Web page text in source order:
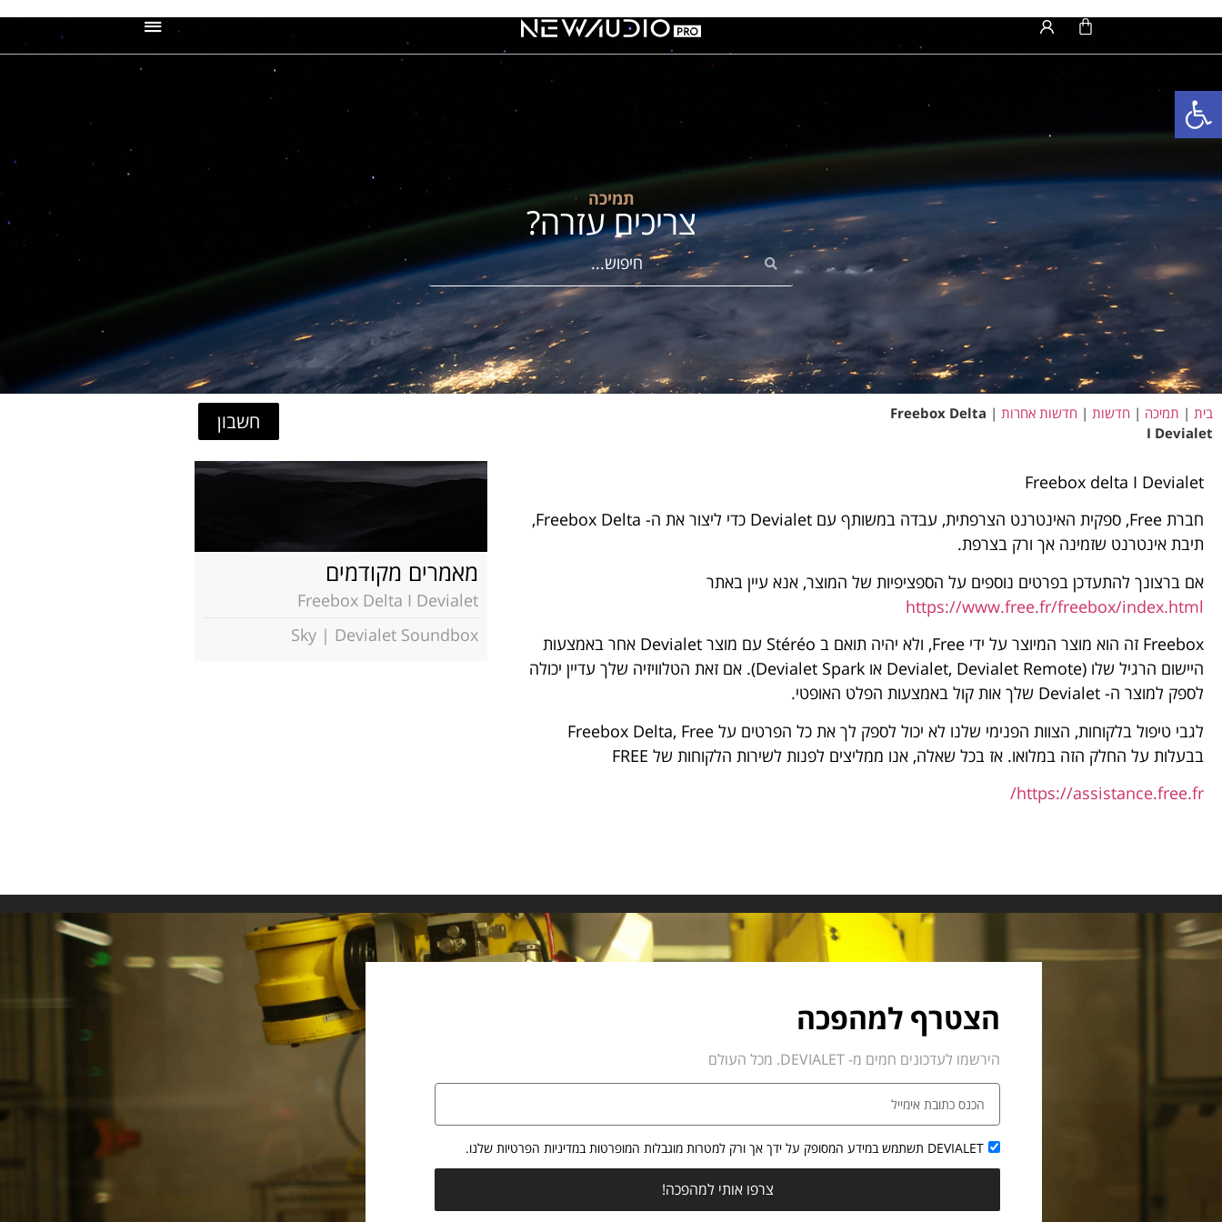
פתח סרגל נגישות
תמיכה
צריכים עזרה?
בית | תמיכה | חדשות | חדשות אחרות |
Freebox Delta
I Devialet
חשבון
Freebox delta I Devialet
חברת Free, ספקית האינטרנט הצרפתית, עבדה במשותף עם Devialet כדי ליצור את ה- Freebox Delta,
תיבת אינטרנט שזמינה אך ורק בצרפת.
אם ברצונך להתעדכן בפרטים נוספים על הספציפיות של המוצר, אנא עיין באתר
https://www.free.fr/freebox/index.html
Freebox זה הוא מוצר המיוצר על ידי Free, ולא יהיה תואם ב Stéréo עם מוצר Devialet אחר באמצעות
היישום הרגיל שלו (Devialet, Devialet Remote או Devialet Spark). אם זאת הטלוויזיה שלך עדיין יכולה
לספק למוצר ה- Devialet שלך אות קול באמצעות הפלט האופטי.
לגבי טיפול בלקוחות, הצוות הפנימי שלנו לא יכול לספק לך את כל הפרטים על Freebox Delta, Free
בבעלות על החלק הזה במלואו. אז בכל שאלה, אנו ממליצים לפנות לשירות הלקוחות של FREE
https://assistance.free.fr/
מאמרים מקודמים
Freebox Delta I Devialet
Sky | Devialet Soundbox
הצטרף למהפכה
הירשמו לעדכונים חמים מ- DEVIALET. מכל העולם
DEVIALET תשתמש במידע המסופק על ידך אך ורק למטרות מוגבלות המופרטות במדיניות הפרטיות שלנו.
צרפו אותי למהפכה!